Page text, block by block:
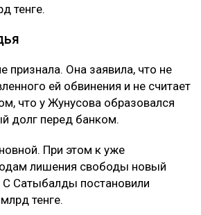
тенге.
признала. Она заявила, что не
ей обвинения и не считает
что у Жунусова образовался
долг перед банком.
При этом к уже
лишения свободы новый
С Сатыбалды постановили
тенге.